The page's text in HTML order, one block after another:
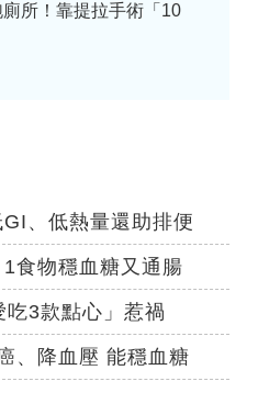
所！靠提拉手術「10
、低熱量還助排便
食物穩血糖又通腸
3款點心」惹禍
、降血壓 能穩血糖